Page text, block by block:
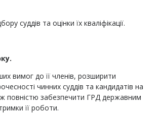
суддів та оцінки їх кваліфікації.
вимог до її членів, розширити
чинних суддів та кандидатів на
повністю забезпечити ГРД державним
її роботи.